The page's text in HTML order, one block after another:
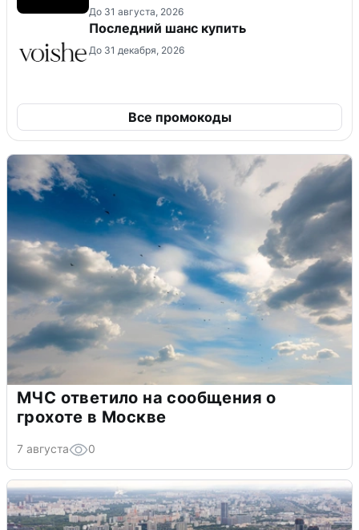
До 31 августа, 2026
Последний шанс купить
До 31 декабря, 2026
Все промокоды
МЧС ответило на сообщения о
грохоте в Москве
7 августа 0